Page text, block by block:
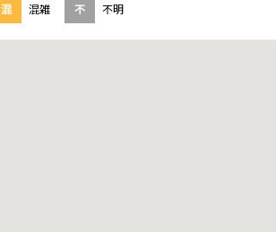
混 混雑 不 不明